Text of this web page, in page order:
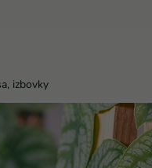
izbovky